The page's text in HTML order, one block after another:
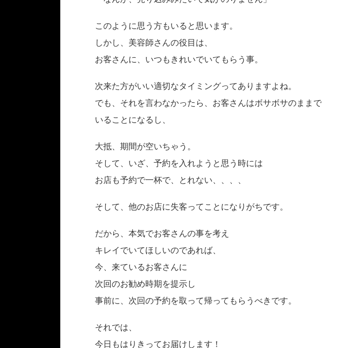
このように思う方もいると思います。
しかし、美容師さんの役目は、
お客さんに、いつもきれいでいてもらう事。
次来た方がいい適切なタイミングってありますよね。
でも、それを言わなかったら、お客さんはボサボサのままで
いることになるし、
大抵、期間が空いちゃう。
そして、いざ、予約を入れようと思う時には
お店も予約で一杯で、とれない、、、、
そして、他のお店に失客ってことになりがちです。
だから、本気でお客さんの事を考え
キレイでいてほしいのであれば、
今、来ているお客さんに
次回のお勧め時期を提示し
事前に、次回の予約を取って帰ってもらうべきです。
それでは、
今日もはりきってお届けします！